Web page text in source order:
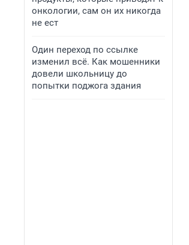
онкологии, сам он их никогда
не ест
Один переход по ссылке
изменил всё. Как мошенники
довели школьницу до
попытки поджога здания